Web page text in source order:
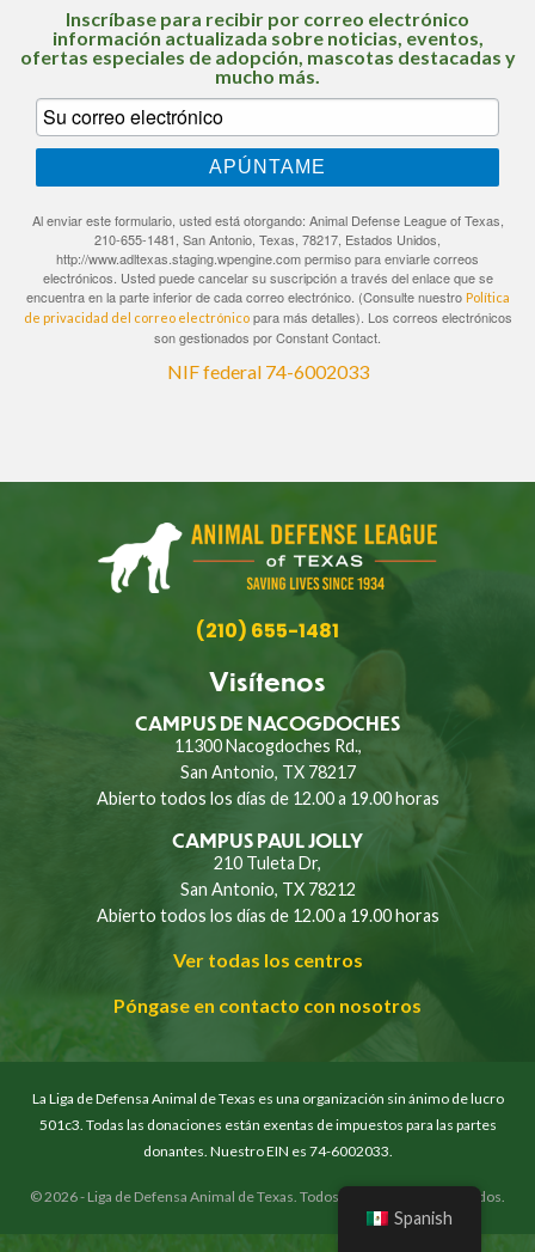
Inscríbase para recibir por correo electrónico
información actualizada sobre noticias, eventos,
ofertas especiales de adopción, mascotas destacadas y
mucho más.
APÚNTAME
Al enviar este formulario, usted está otorgando: Animal Defense League of Texas,
210-655-1481, San Antonio, Texas, 78217, Estados Unidos,
http://www.adltexas.staging.wpengine.com permiso para enviarle correos
electrónicos. Usted puede cancelar su suscripción a través del enlace que se
encuentra en la parte inferior de cada correo electrónico. (Consulte nuestro Política
de privacidad del correo electrónicopara más detalles). Los correos electrónicos
son gestionados por Constant Contact.
NIF federal 74-6002033
(210) 655-1481
Visítenos
CAMPUS DE NACOGDOCHES
11300 Nacogdoches Rd.,
San Antonio, TX 78217
Abierto todos los días de 12.00 a 19.00 horas
CAMPUS PAUL JOLLY
210 Tuleta Dr,
San Antonio, TX 78212
Abierto todos los días de 12.00 a 19.00 horas
Ver todas los centros
Póngase en contacto con nosotros
La Liga de Defensa Animal de Texas es una organización sin ánimo de lucro
501c3. Todas las donaciones están exentas de impuestos para las partes
donantes. Nuestro EIN es 74-6002033.
© 2026 - Liga de Defensa Animal de Texas. Todos los derechos reservados.
Spanish